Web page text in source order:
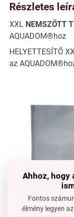
Részletes
XXL NEMSZŐTT
AQUADOM®hoz
HELYETTESÍTŐ
az
Ahhoz, hogy
Fontos
élmény legyen